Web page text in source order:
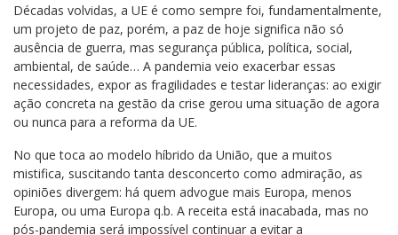
Décadas volvidas, a UE é como sempre foi, fundamentalmente,
um projeto de paz, porém, a paz de hoje significa não só
ausência de guerra, mas segurança pública, política, social,
ambiental, de saúde… A pandemia veio exacerbar essas
necessidades, expor as fragilidades e testar lideranças: ao exigir
ação concreta na gestão da crise gerou uma situação de agora
ou nunca para a reforma da UE.
No que toca ao modelo híbrido da União, que a muitos
mistifica, suscitando tanta desconcerto como admiração, as
opiniões divergem: há quem advogue mais Europa, menos
Europa, ou uma Europa q.b. A receita está inacabada, mas no
pós-pandemia será impossível continuar a evitar a